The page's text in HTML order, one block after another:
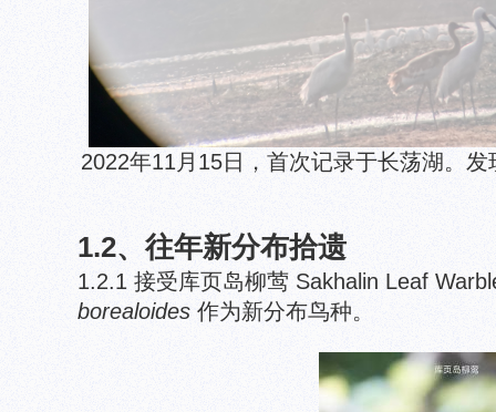
2022年11月15日，首次记录于长荡湖。
1.2、往年新分布拾遗
1.2.1 接受库页岛柳莺 Sakhalin Leaf
borealoides 作为新分布鸟种。